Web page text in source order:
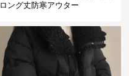
ロング丈防寒アウター